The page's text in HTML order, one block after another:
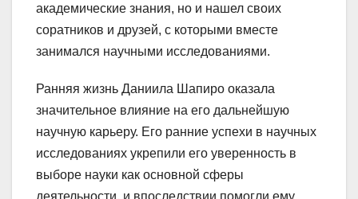
академические знания, но и нашел своих
соратников и друзей, с которыми вместе
занимался научными исследованиями.
Ранняя жизнь Даниила Шапиро оказала
значительное влияние на его дальнейшую
научную карьеру. Его ранние успехи в научных
исследованиях укрепили его уверенность в
выборе науки как основной сферы
деятельности, и впоследствии помогли ему